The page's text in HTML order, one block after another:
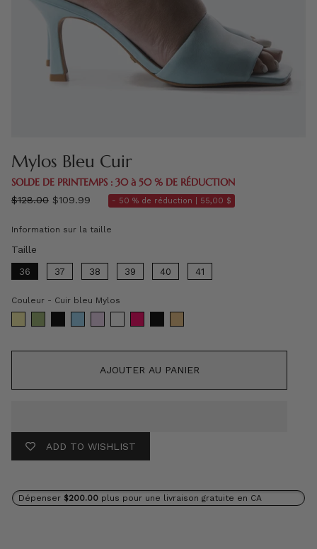
Mylos Bleu Cuir
SOLDE DE PRINTEMPS : 30 à 50 % DE RÉDUCTION
régulier
$128.00 $109.99 - 50 % de réduction | 55,00 $
Information sur la taille
Taille
36 37 38 39 40 41
Couleur - Cuir bleu Mylos
AJOUTER AU PANIER
ADD TO WISHLIST
Dépenser $200.00 plus pour une livraison gratuite en CA